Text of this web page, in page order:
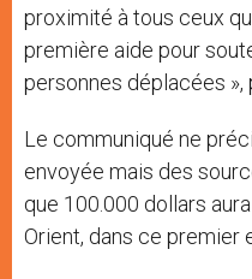
proximité à tous ceux
première aide pour
personnes déplacées »,
Le communiqué ne
envoyée mais des
que 100.000 dollars
Orient, dans ce premier